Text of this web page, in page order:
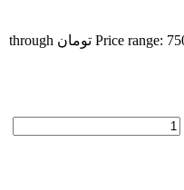
Price range: 750,000 تومان through